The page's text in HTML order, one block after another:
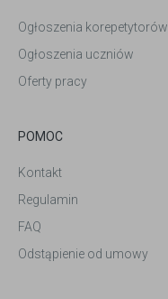
Ogłoszenia korepetytorów
Ogłoszenia uczniów
Oferty pracy
POMOC
Kontakt
Regulamin
FAQ
Odstąpienie od umowy